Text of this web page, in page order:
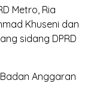
Metro, Ria
Khuseni dan
sidang DPRD
Anggaran